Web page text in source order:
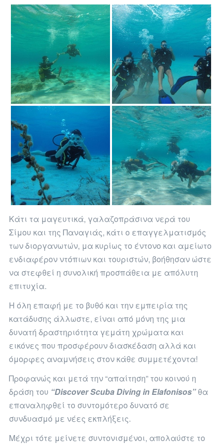
Κάτι τα μαγευτικά, γαλαζοπράσινα νερά του
Σίμου και της Παναγιάς, κάτι ο επαγγελματισμός
των διοργανωτών, μα κυρίως το έντονο και αμείωτο
ενδιαφέρον ντόπιων και τουριστών, βοήθησαν ώστε
να στεφθεί η συνολική προσπάθεια με απόλυτη
επιτυχία.
Η όλη επαφή με το βυθό και την εμπειρία της
κατάδυσης άλλωστε, είναι από μόνη της μια
δυνατή δραστηριότητα γεμάτη χρώματα και
εικόνες που προσφέρουν διασκέδαση αλλά και
όμορφες αναμνήσεις στον κάθε συμμετέχοντα!
Προφανώς και μετά την “απαίτηση” του κοινού η
δράση του “Discover Scuba Diving in Elafonisos”θα
επαναληφθεί το συντομότερο δυνατό σε
συνδυασμό με νέες εκπλήξεις.
Μέχρι τότε μείνετε συντονισμένοι, απολαύστε το